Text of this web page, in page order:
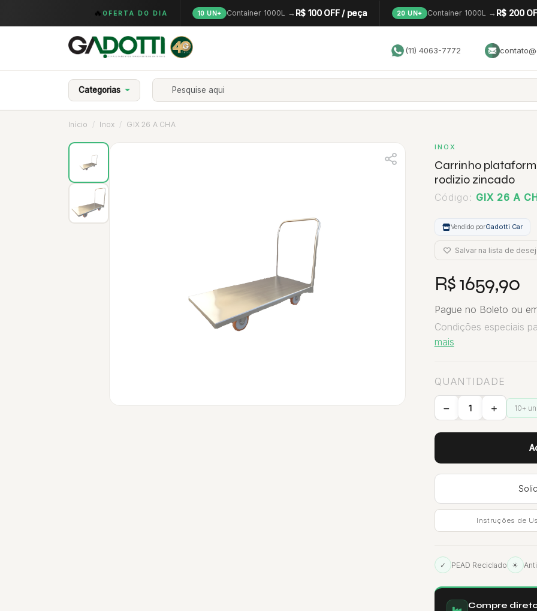
🔥 OFERTA DO DIA 10 UN+ Container 1000L → R$ 100 OFF / peça 20 UN+ Container 1000L → R$ 200
(11) 4063-7772
Categorias
Início Inox GIX 26 A CHA
INOX
Carrinho
rodizio zincado
Código: GIX 26 A
Vendido porGadotti Car
Salvar na lista de
R$ 1659,90
Pague no Boleto ou
Condições especiais
mais
QUANTIDADE
10+
Instruções de
✓ PEAD Reciclado ☀
Compre